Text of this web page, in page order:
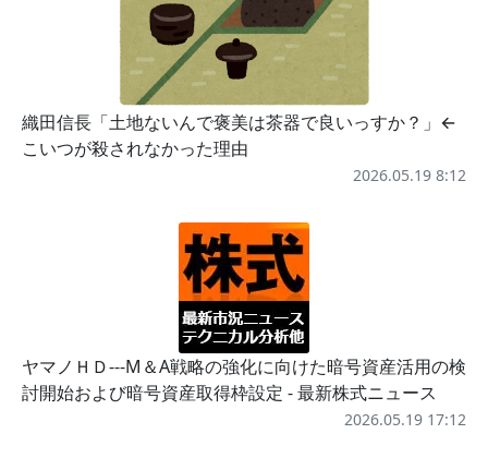
織田信長「土地ないんで褒美は茶器で良いっすか？」←
こいつが殺されなかった理由
2026.05.19 8:12
ヤマノＨＤ---M＆A戦略の強化に向けた暗号資産活用の検
討開始および暗号資産取得枠設定 - 最新株式ニュース
2026.05.19 17:12